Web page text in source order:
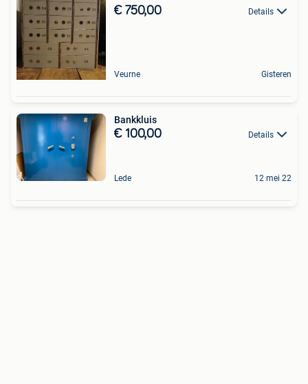
€ 750,00 Details
Veurne Gisteren
Bankkluis
€ 100,00 Details
Lede 12 mei 22